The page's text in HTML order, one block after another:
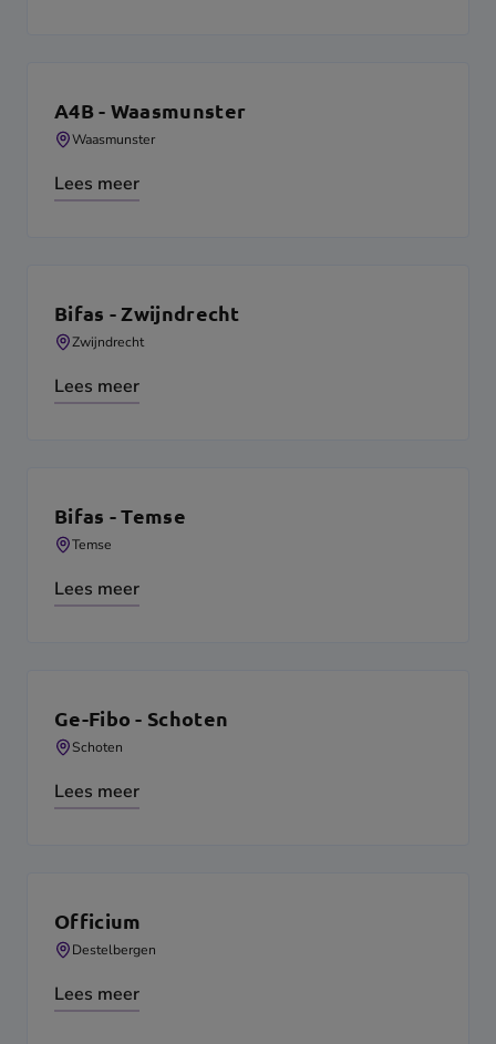
A4B - Waasmunster
Waasmunster
Lees meer
Bifas - Zwijndrecht
Zwijndrecht
Lees meer
Bifas - Temse
Temse
Lees meer
Ge-Fibo - Schoten
Schoten
Lees meer
Officium
Destelbergen
Lees meer